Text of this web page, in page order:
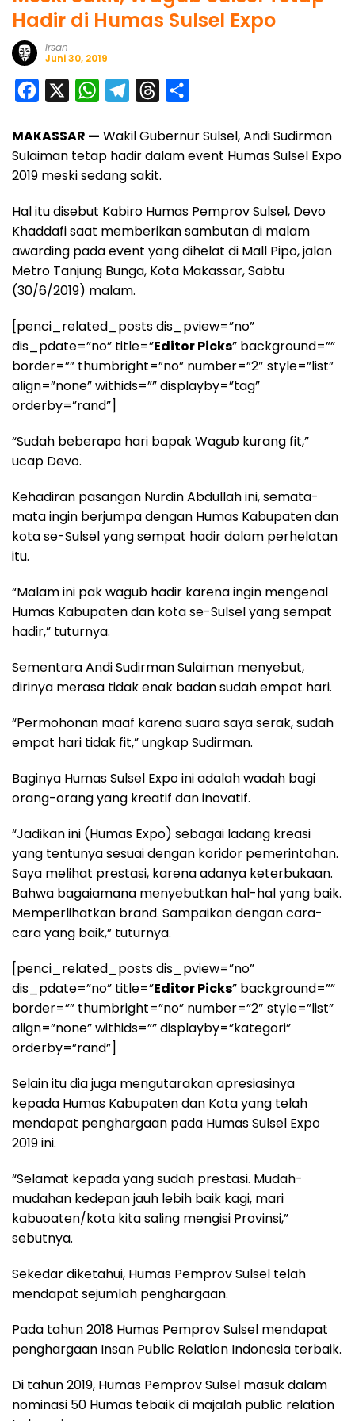
Hadir di Humas Sulsel Expo
Irsan
Juni 30, 2019
c
e
b
o
o
k
W
a
t
s
A
p
p
l
e
g
r
a
m
r
e
a
d
s
a
r
MAKASSAR — Wakil Gubernur Sulsel, Andi Sudirman
Sulaiman tetap hadir dalam event Humas Sulsel Expo
2019 meski sedang sakit.
Hal itu disebut Kabiro Humas Pemprov Sulsel, Devo
Khaddafi saat memberikan sambutan di malam
awarding pada event yang dihelat di Mall Pipo, jalan
Metro Tanjung Bunga, Kota Makassar, Sabtu
(30/6/2019) malam.
[penci_related_posts dis_pview=”no”
dis_pdate=”no” title=”Editor Picks” background=””
border=”” thumbright=”no” number=”2″ style=”list”
align=”none” withids=”” displayby=”tag”
orderby=”rand”]
“Sudah beberapa hari bapak Wagub kurang fit,”
ucap Devo.
Kehadiran pasangan Nurdin Abdullah ini, semata-
mata ingin berjumpa dengan Humas Kabupaten dan
kota se-Sulsel yang sempat hadir dalam perhelatan
itu.
“Malam ini pak wagub hadir karena ingin mengenal
Humas Kabupaten dan kota se-Sulsel yang sempat
hadir,” tuturnya.
Sementara Andi Sudirman Sulaiman menyebut,
dirinya merasa tidak enak badan sudah empat hari.
“Permohonan maaf karena suara saya serak, sudah
empat hari tidak fit,” ungkap Sudirman.
Baginya Humas Sulsel Expo ini adalah wadah bagi
orang-orang yang kreatif dan inovatif.
“Jadikan ini (Humas Expo) sebagai ladang kreasi
yang tentunya sesuai dengan koridor pemerintahan.
Saya melihat prestasi, karena adanya keterbukaan.
Bahwa bagaiamana menyebutkan hal-hal yang baik.
Memperlihatkan brand. Sampaikan dengan cara-
cara yang baik,” tuturnya.
[penci_related_posts dis_pview=”no”
dis_pdate=”no” title=”Editor Picks” background=””
border=”” thumbright=”no” number=”2″ style=”list”
align=”none” withids=”” displayby=”kategori”
orderby=”rand”]
Selain itu dia juga mengutarakan apresiasinya
kepada Humas Kabupaten dan Kota yang telah
mendapat penghargaan pada Humas Sulsel Expo
2019 ini.
“Selamat kepada yang sudah prestasi. Mudah-
mudahan kedepan jauh lebih baik kagi, mari
kabuoaten/kota kita saling mengisi Provinsi,”
sebutnya.
Sekedar diketahui, Humas Pemprov Sulsel telah
mendapat sejumlah penghargaan.
Pada tahun 2018 Humas Pemprov Sulsel mendapat
penghargaan Insan Public Relation Indonesia terbaik.
Di tahun 2019, Humas Pemprov Sulsel masuk dalam
nominasi 50 Humas tebaik di majalah public relation